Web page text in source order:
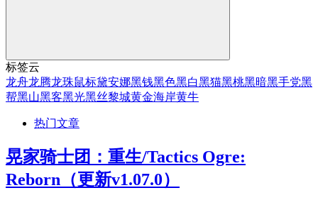
标签云
龙舟龙腾龙珠鼠标黛安娜黑钱黑色黑白黑猫黑桃黑暗黑手党黑
帮黑山黑客黑光黑丝黎城黄金海岸黄牛
热门文章
晃家骑士团：重生/Tactics Ogre:
Reborn（更新v1.07.0）